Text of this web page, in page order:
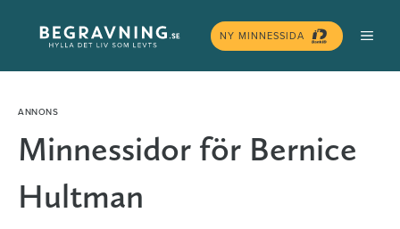
innehåll
NY MINNESSIDA
Minnessidor för Bernice
Hultman